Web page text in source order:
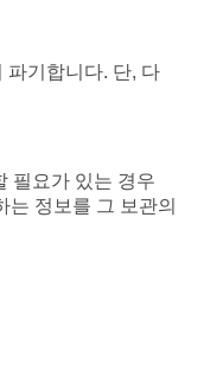
파기합니다. 단, 다
필요가 있는 경우
정보를 그 보관의